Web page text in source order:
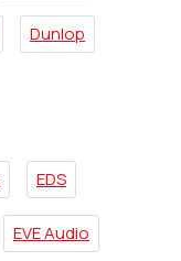
Dunlop
EDS
EVE Audio